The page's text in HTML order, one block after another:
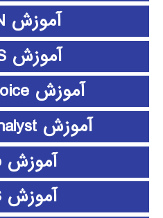
آموزش ePLAN
آموزش ETABS
آموزش expert choice
آموزش Frontier Analyst
آموزش github
آموزش HFSS